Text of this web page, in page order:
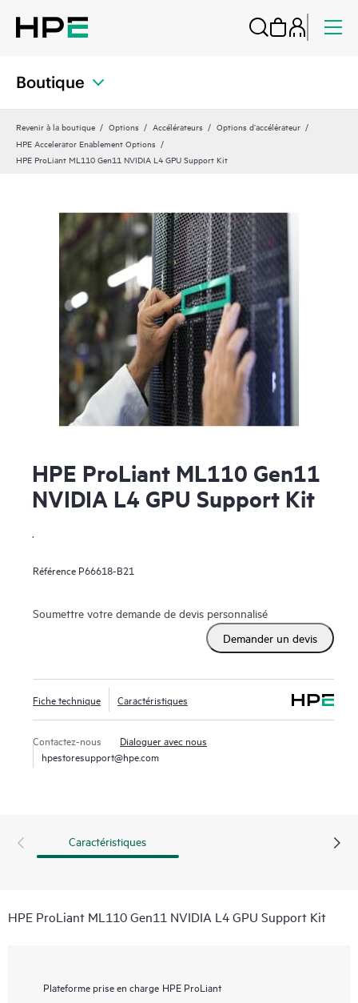
Boutique
Revenir à la boutique Options Accélérateurs
Options d’accélérateur
HPE Accelerator Enablement Options
HPE ProLiant ML110 Gen11 NVIDIA L4 GPU Support Kit
HPE ProLiant ML110 Gen11
NVIDIA L4 GPU Support Kit
Référence P66618-B21
Soumettre votre demande de devis personnalisé
Demander un devis
Fiche technique Caractéristiques
Contactez-nous
Dialoguer avec nous
hpestoresupport@hpe.com
Caractéristiques
HPE ProLiant ML110 Gen11 NVIDIA L4 GPU Support Kit
Plateforme prise en charge HPE ProLiant